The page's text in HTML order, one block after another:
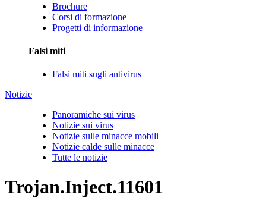
Brochure
Corsi di formazione
Progetti di informazione
Falsi miti
Falsi miti sugli antivirus
Notizie
Panoramiche sui virus
Notizie sui virus
Notizie sulle minacce mobili
Notizie calde sulle minacce
Tutte le notizie
Trojan.Inject.11601